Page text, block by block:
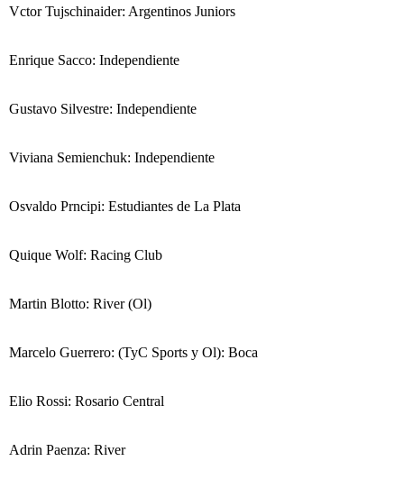
Vctor Tujschinaider: Argentinos Juniors
Enrique Sacco: Independiente
Gustavo Silvestre: Independiente
Viviana Semienchuk: Independiente
Osvaldo Prncipi: Estudiantes de La Plata
Quique Wolf: Racing Club
Martin Blotto: River (Ol)
Marcelo Guerrero: (TyC Sports y Ol): Boca
Elio Rossi: Rosario Central
Adrin Paenza: River